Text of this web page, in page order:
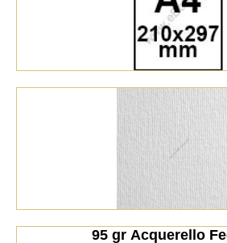
95 gr Acquerello